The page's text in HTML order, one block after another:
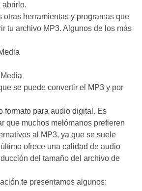
abrirlo.
otras herramientas y programas que
tu archivo MP3. Algunos de los más
se puede convertir el MP3 y por
formato para audio digital. Es
que muchos melómanos prefieren
al MP3, ya que se suele
ofrece una calidad de audio
del tamaño del archivo de
te presentamos algunos: